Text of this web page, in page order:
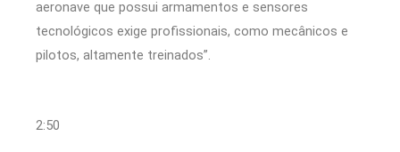
aeronave que possui armamentos e sensores
tecnológicos exige profissionais, como mecânicos e
pilotos, altamente treinados”.
2:50